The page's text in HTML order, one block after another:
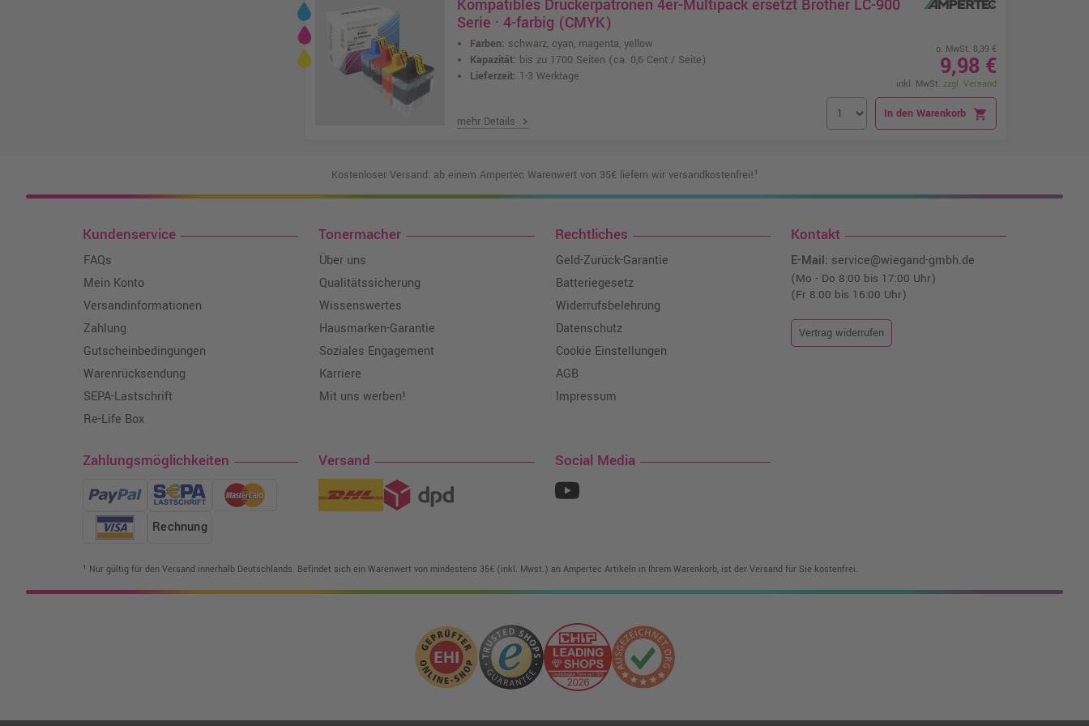
Kompatibles Druckerpatronen 4er-Multipack ersetzt Brother LC-900
Serie · 4-farbig (CMYK)
Farben: schwarz, cyan, magenta, yellow
Kapazität: bis zu 1700 Seiten (ca. 0,6 Cent / Seite)
Lieferzeit: 1-3 Werktage
mehr Details chevron_right
o. MwSt. 8,39 €
9,98 €
inkl. MwSt. zzgl. Versand
In den Warenkorb shopping_cart
Kostenloser Versand: ab einem Ampertec Warenwert von 35€ liefern wir versandkostenfrei!¹
Kundenservice
FAQs
Mein Konto
Versandinformationen
Zahlung
Gutscheinbedingungen
Warenrücksendung
SEPA-Lastschrift
Re-Life Box
Tonermacher
Über uns
Qualitätssicherung
Wissenswertes
Hausmarken-Garantie
Soziales Engagement
Karriere
Mit uns werben!
Rechtliches
Geld-Zurück-Garantie
Batteriegesetz
Widerrufsbelehrung
Datenschutz
Cookie Einstellungen
AGB
Impressum
Kontakt
E-Mail: service@wiegand-gmbh.de
(Mo - Do 8:00 bis 17:00 Uhr)
(Fr 8:00 bis 16:00 Uhr)
Vertrag widerrufen
Zahlungsmöglichkeiten
Rechnung
Versand Social Media
¹ Nur gültig für den Versand innerhalb Deutschlands. Befindet sich ein Warenwert von mindestens 35€ (inkl. Mwst.) an Ampertec Artikeln in Ihrem Warenkorb, ist der Versand für Sie kostenfrei.